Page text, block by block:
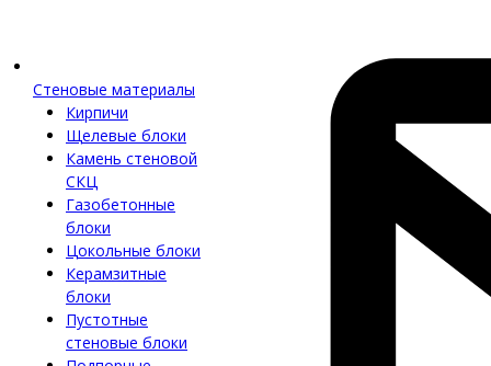
Стеновые материалы
Кирпичи
Щелевые блоки
Камень стеновой
СКЦ
Газобетонные
блоки
Цокольные блоки
Керамзитные
блоки
Пустотные
стеновые блоки